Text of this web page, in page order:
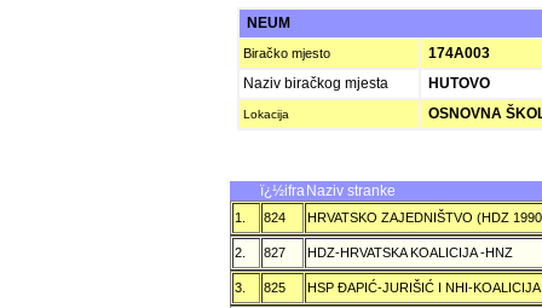
NEUM
Biračko mjesto
174A003
Naziv biračkog mjesta
HUTOVO
Lokacija OSNOVNA
ï¿½ifra Naziv stranke
1. 824 HRVATSKO ZAJEDNIŠTVO (HDZ
2. 827 HDZ-HRVATSKA KOALICIJA -HNZ
3. 825 HSP ÐAPIĆ-JURIŠIĆ I NHI-